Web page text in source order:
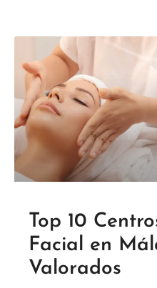
Top 10
Facial en
Valorados